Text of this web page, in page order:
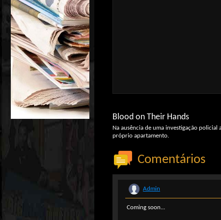
Blood on Their Hands
Na ausência de uma investigação policial
próprio apartamento.
Comentários
Admin
Coming soon...